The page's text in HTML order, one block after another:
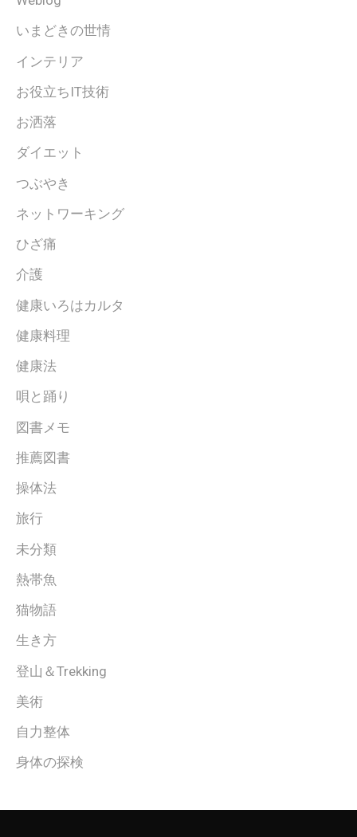
いまどきの世情
インテリア
お役立ちIT技術
お洒落
ダイエット
つぶやき
ネットワーキング
ひざ痛
介護
健康いろはカルタ
健康料理
健康法
唄と踊り
図書メモ
推薦図書
操体法
旅行
未分類
熱帯魚
猫物語
生き方
登山＆Trekking
美術
自力整体
身体の探検